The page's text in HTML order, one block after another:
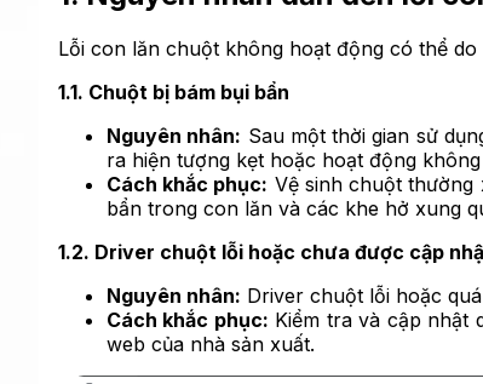
Lỗi con lăn chuột không hoạt động có thể
1.1. Chuột bị bám bụi bẩn
Nguyên nhân: Sau một thời gian sử
ra hiện tượng kẹt hoặc hoạt động
Cách khắc phục: Vệ sinh chuột thường
bẩn trong con lăn và các khe hở xung
1.2. Driver chuột lỗi hoặc chưa được cập
Nguyên nhân: Driver chuột lỗi hoặc
Cách khắc phục: Kiểm tra và cập nhật
web của nhà sản xuất.